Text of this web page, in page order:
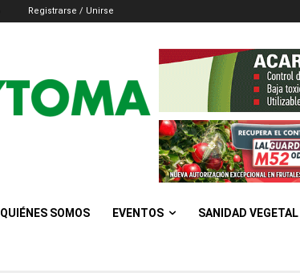
Registrarse / Unirse
QUIÉNES SOMOS EVENTOS SANIDAD VEGETAL